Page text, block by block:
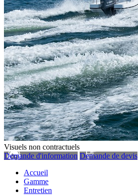
Visuels non contractuels
Demande d'information Demande de devis
Accueil
Gamme
Entretien